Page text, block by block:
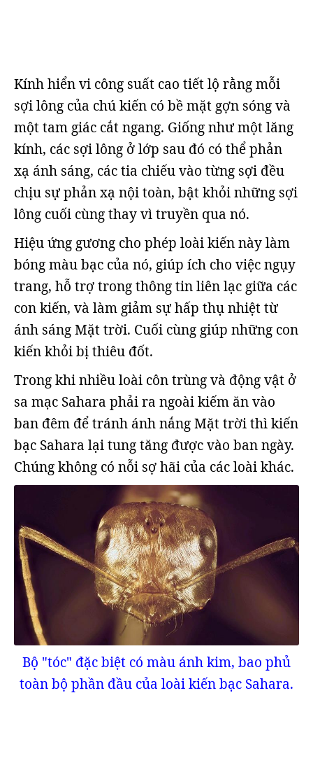
Kính hiển vi công suất cao tiết lộ rằng mỗi
sợi lông của chú kiến có bề mặt gợn sóng và
một tam giác cắt ngang. Giống như một lăng
kính, các sợi lông ở lớp sau đó có thể phản
xạ ánh sáng, các tia chiếu vào từng sợi đều
chịu sự phản xạ nội toàn, bật khỏi những sợi
lông cuối cùng thay vì truyền qua nó.
Hiệu ứng gương cho phép loài kiến này làm
bóng màu bạc của nó, giúp ích cho việc ngụy
trang, hỗ trợ trong thông tin liên lạc giữa các
con kiến, và làm giảm sự hấp thụ nhiệt từ
ánh sáng Mặt trời. Cuối cùng giúp những con
kiến khỏi bị thiêu đốt.
Trong khi nhiều loài côn trùng và động vật ở
sa mạc Sahara phải ra ngoài kiếm ăn vào
ban đêm để tránh ánh nắng Mặt trời thì kiến
bạc Sahara lại tung tăng được vào ban ngày.
Chúng không có nỗi sợ hãi của các loài khác.
Bộ "tóc" đặc biệt có màu ánh kim, bao phủ
toàn bộ phần đầu của loài kiến bạc Sahara.